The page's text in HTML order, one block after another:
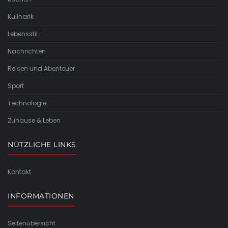
Kulinarik
Lebensstil
Nachrichten
Reisen und Abenteuer
Sport
Technologie
Zuhause & Leben
NÜTZLICHE LINKS
Kontakt
INFORMATIONEN
Seitenübersicht